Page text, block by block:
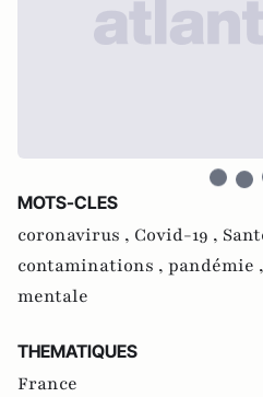
MOTS-CLES
coronavirus , Covid-19 ,
contaminations , pandémie ,
mentale
THEMATIQUES
France